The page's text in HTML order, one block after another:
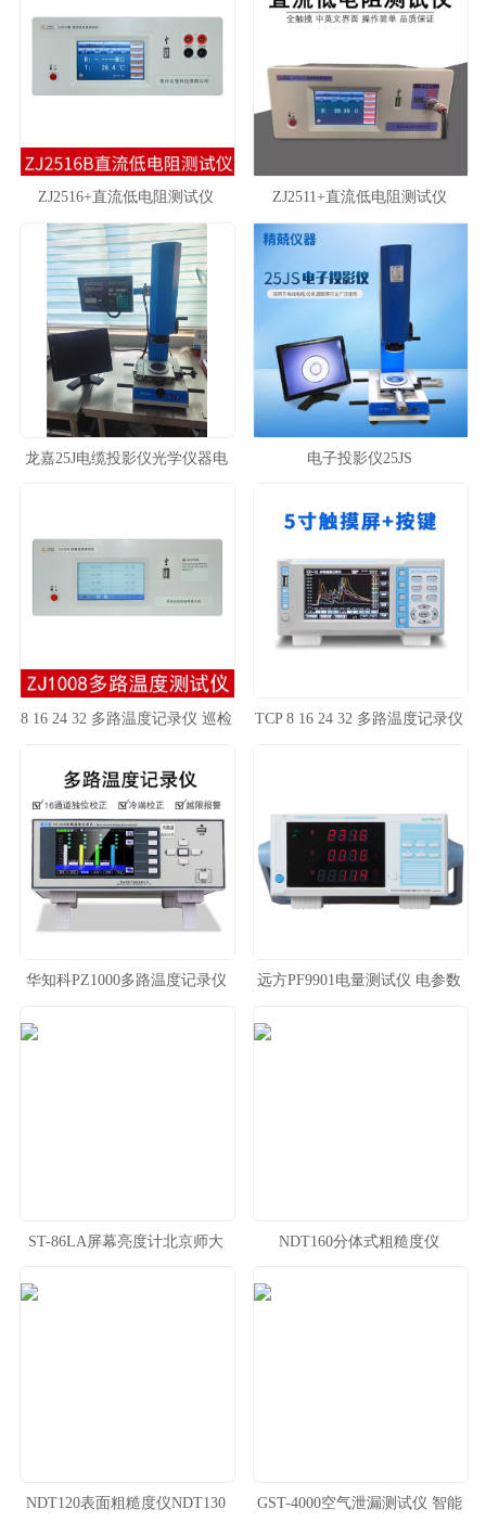
ZJ2516+直流低电阻测试仪
ZJ2516A/B/S 毫欧表
ZJ2511+直流低电阻测试仪
ZJ2512+ 毫欧表
龙嘉25J电缆投影仪光学仪器电
电子投影仪25JS
8 16 24 32 多路温度记录仪 巡检
TCP 8 16 24 32 多路温度记录仪
华知科PZ1000多路温度记录仪
远方PF9901电量测试仪 电参数
ST-86LA屏幕亮度计北京师大 NDT160分体式粗糙度仪
NDT120表面粗糙度仪NDT130 GST-4000空气泄漏测试仪 智能